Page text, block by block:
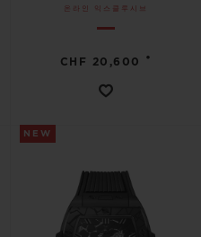
온라인 익스클루시브
CHF 20,600 •
NEW